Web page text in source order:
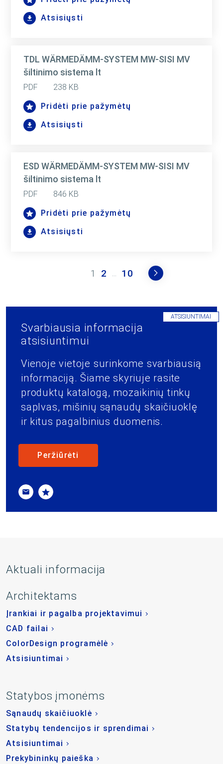
Atsisiųsti
TDL WÄRMEDÄMM-SYSTEM MW-SISI MV
šiltinimo sistema lt
PDF
238 KB
Pridėti prie pažymėtų
Atsisiųsti
ESD WÄRMEDÄMM-SYSTEM MW-SISI MV
šiltinimo sistema lt
PDF
846 KB
Pridėti prie pažymėtų
Atsisiųsti
1 2 ... 10
ATSISIUNTIMAI
Svarbiausia informacija
atsisiuntimui
Vienoje vietoje surinkome svarbiausią
informaciją. Šiame skyriuje rasite
produktų katalogą, mozaikinių tinkų
saplvas, mišinių sąnaudų skaičiuoklę
ir kitus pagalbinius duomenis.
Peržiūrėti
Aktuali informacija
Architektams
Įrankiai ir pagalba projektavimui
CAD failai
ColorDesign programėlė
Atsisiuntimai
Statybos įmonėms
Sąnaudų skaičiuoklė
Statybų tendencijos ir sprendimai
Atsisiuntimai
Prekybininkų paieška